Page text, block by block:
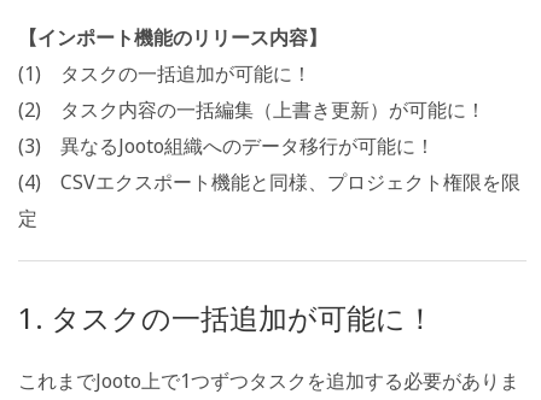
【インポート機能のリリース内容】
(1) タスクの一括追加が可能に！
(2) タスク内容の一括編集（上書き更新）が可能に！
(3) 異なるJooto組織へのデータ移行が可能に！
(4) CSVエクスポート機能と同様、プロジェクト権限を限
定
1. タスクの一括追加が可能に！
これまでJooto上で1つずつタスクを追加する必要がありま